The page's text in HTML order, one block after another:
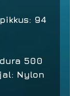
94
500
Nylon